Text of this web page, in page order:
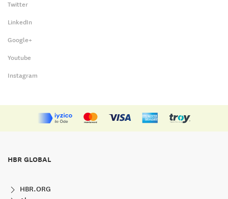
Twitter
LinkedIn
Google+
Youtube
Instagram
HBR GLOBAL
HBR.ORG